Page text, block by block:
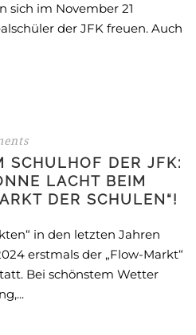
sich im November 21
der JFK freuen. Auch
SCHULHOF DER JFK:
LACHT BEIM
DER SCHULEN“!
in den letzten Jahren
erstmals der „Flow-Markt“
Bei schönstem Wetter